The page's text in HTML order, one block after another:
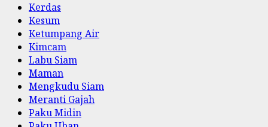
Kerdas
Kesum
Ketumpang Air
Kimcam
Labu Siam
Maman
Mengkudu Siam
Meranti Gajah
Paku Midin